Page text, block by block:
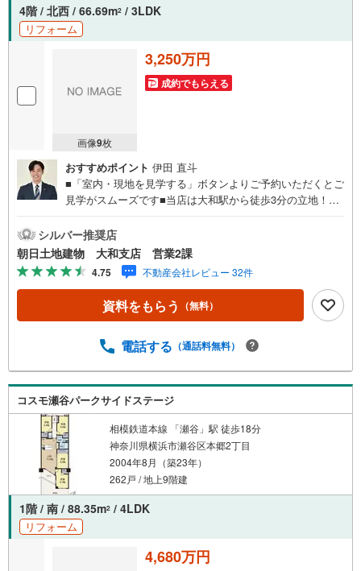
4階 / 北西 / 66.69m2 / 3LDK
リフォーム
画像9枚
3,250万円
成約でもらえる
おすすめポイント 伊田 直斗
■「室内・現地を見学する」ボタンよりご予約いただくとご
見学がスムーズです■当店は大和駅から徒歩3分の立地！青
ったキッズコーナーやおむつ替えができる授乳室も完備お
子様連れでも安心です。提携駐車場もございます■ご来場の
際は、事前にご予約をお願いします■「室内・現地を見学す
る」ボタンよりご予約頂くとスムーズ！■現地ご案内■お客
様の貴重なお時間の中でご希望の情報をご案内します。お
およその所要時間や内容は下記をご参考ください〇ご希望
現地/物件見学（30分～）〇周辺環境のご紹介（30分～）■
設計致します。私達は様々なご要望にお応え致します！
【コロナウイルス予防対策実施中】〇ご入店時の検温とア
ルコール除菌を設置しております〇接客ブースでは、お席
の間隔を通常より広くお取りします〇全営業車に乗降車時
の消毒、除菌シート等を常備しております〇物件見学用に
使い捨てスリッパ・使い捨て手袋をご用意します。
シルバー推奨店
朝日土地建物 大和支店 営業2課
4.75 不動産会社レビュー 32件
資料をもらう （無料）
電話する （通話料無料）
コスモ瀬谷パークサイドステージ
相模鉄道本線 「瀬谷」駅 徒歩18分
神奈川県横浜市瀬谷区本郷2丁目
2004年8月（築23年）
262戸 / 地上9階建
1階 / 南 / 88.35m2 / 4LDK
リフォーム
4,680万円